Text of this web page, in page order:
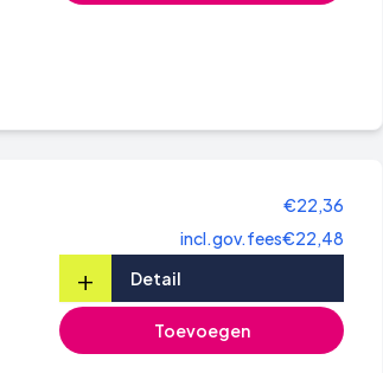
€22,36
incl.gov.fees€22,48
+ Detail
Toevoegen